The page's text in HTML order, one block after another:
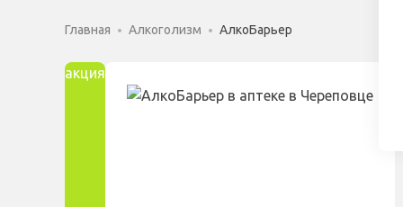
Простатит
Главная Алкоголизм АлкоБарьер
акция